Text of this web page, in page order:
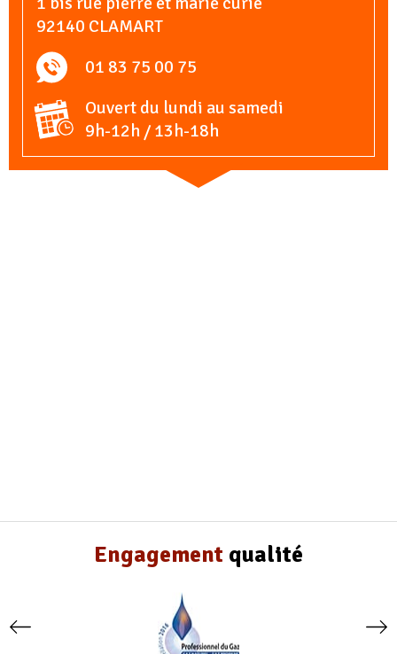
92140 CLAMART
01 83 75 00 75
Ouvert du lundi au samedi
9h-12h / 13h-18h
Engagement qualité